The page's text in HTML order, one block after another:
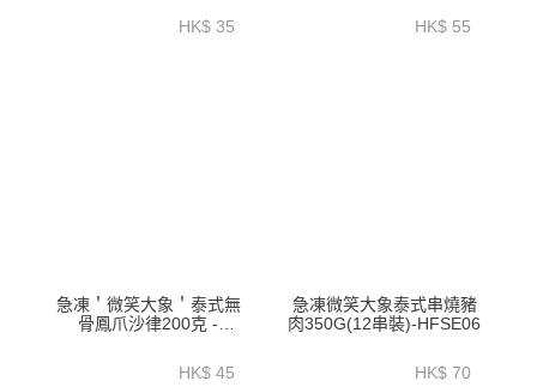
HK$ 35
HK$ 55
急凍＇微笑大象＇泰式無
骨鳳爪沙律200克 -
HK$ 45
急凍微笑大象泰式串燒豬
肉350G(12串裝)-HFSE06
HK$ 70